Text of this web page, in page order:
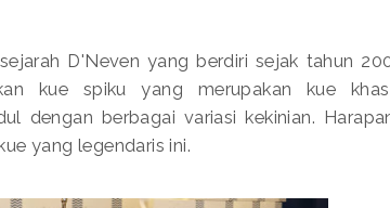
D'Neven yang berdiri sejak tahun
kue spiku yang merupakan kue khas
dengan berbagai variasi kekinian.
yang legendaris ini.